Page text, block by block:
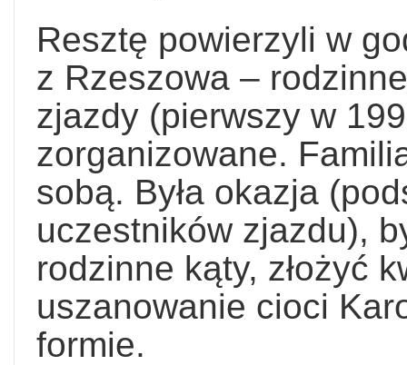
Resztę powierzyli w
z Rzeszowa –
zjazdy (pierwszy w
zorganizowane.
sobą. Była okazja
uczestników zjazdu),
rodzinne kąty, złożyć
uszanowanie cioci
formie.